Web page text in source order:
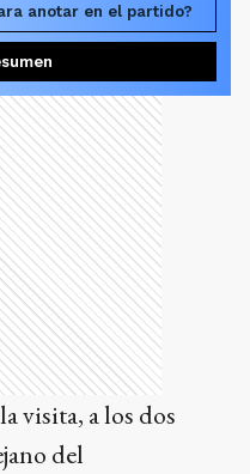
anotar en el partido?
visita, a los dos
del